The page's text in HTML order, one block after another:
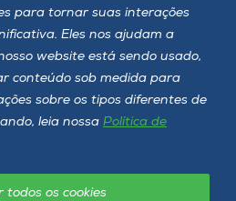
para tornar suas interações
Eles nos ajudam a
website está sendo usado,
conteúdo sob medida para
sobre os tipos diferentes de
leia nossa Política de
todos os cookies